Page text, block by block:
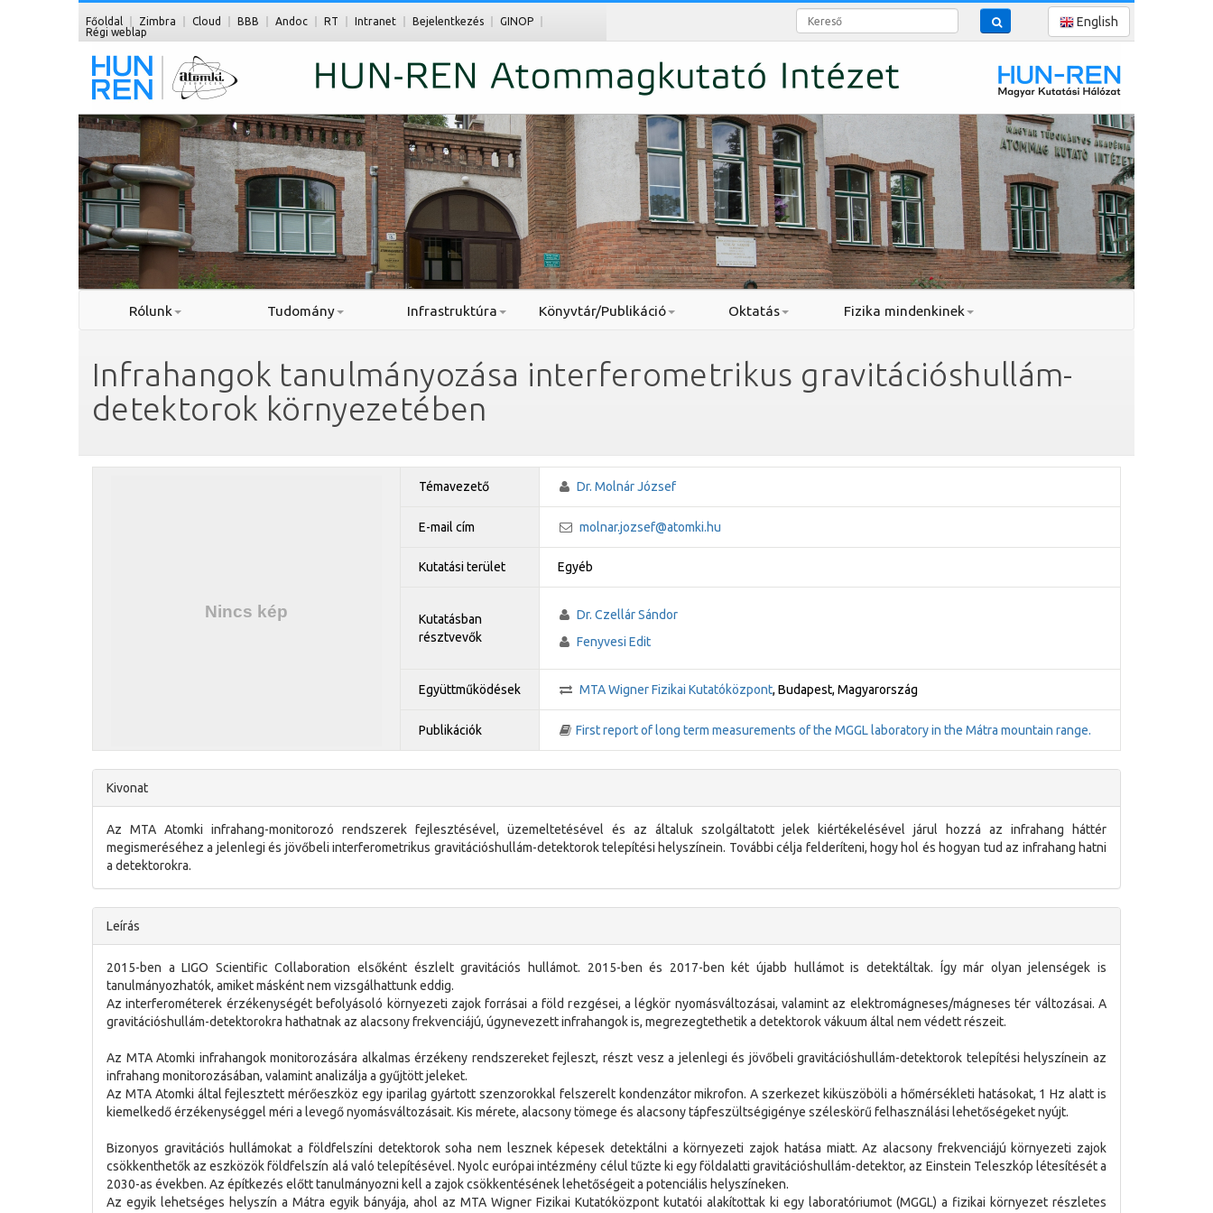
Főoldal Zimbra Cloud BBB Andoc RT Intranet Bejelentkezés
GINOP
Régi weblap
Kereső English
Rólunk Tudomány Infrastruktúra Könyvtár/Publikáció Oktatás Fizika mindenkinek
Infrahangok tanulmányozása interferometrikus gravitációshullám-
detektorok környezetében
Témavezető Dr. Molnár József
E-mail cím molnar.jozsef@atomki.hu
Kutatási terület Egyéb
Kutatásban
résztvevők
Dr. Czellár Sándor
Fenyvesi Edit
Együttműködések MTA Wigner Fizikai Kutatóközpont, Budapest, Magyarország
Publikációk First report of long term measurements of the MGGL laboratory in the Mátra mountain range.
Kivonat
Az MTA Atomki infrahang-monitorozó rendszerek fejlesztésével, üzemeltetésével és az általuk szolgáltatott jelek kiértékelésével járul hozzá az infrahang háttér
megismeréséhez a jelenlegi és jövőbeli interferometrikus gravitációshullám-detektorok telepítési helyszínein. További célja felderíteni, hogy hol és hogyan tud az infrahang hatni
a detektorokra.
Leírás
2015-ben a LIGO Scientific Collaboration elsőként észlelt gravitációs hullámot. 2015-ben és 2017-ben két újabb hullámot is detektáltak. Így már olyan jelenségek is
tanulmányozhatók, amiket másként nem vizsgálhattunk eddig.
Az interferométerek érzékenységét befolyásoló környezeti zajok forrásai a föld rezgései, a légkör nyomásváltozásai, valamint az elektromágneses/mágneses tér változásai. A
gravitációshullám-detektorokra hathatnak az alacsony frekvenciájú, úgynevezett infrahangok is, megrezegtethetik a detektorok vákuum által nem védett részeit.
Az MTA Atomki infrahangok monitorozására alkalmas érzékeny rendszereket fejleszt, részt vesz a jelenlegi és jövőbeli gravitációshullám-detektorok telepítési helyszínein az
infrahang monitorozásában, valamint analizálja a gyűjtött jeleket.
Az MTA Atomki által fejlesztett mérőeszköz egy iparilag gyártott szenzorokkal felszerelt kondenzátor mikrofon. A szerkezet kiküszöböli a hőmérsékleti hatásokat, 1 Hz alatt is
kiemelkedő érzékenységgel méri a levegő nyomásváltozásait. Kis mérete, alacsony tömege és alacsony tápfeszültségigénye széleskörű felhasználási lehetőségeket nyújt.
Bizonyos gravitációs hullámokat a földfelszíni detektorok soha nem lesznek képesek detektálni a környezeti zajok hatása miatt. Az alacsony frekvenciájú környezeti zajok
csökkenthetők az eszközök földfelszín alá való telepítésével. Nyolc európai intézmény célul tűzte ki egy földalatti gravitációshullám-detektor, az Einstein Teleszkóp létesítését a
2030-as években. Az építkezés előtt tanulmányozni kell a zajok csökkentésének lehetőségeit a potenciális helyszíneken.
Az egyik lehetséges helyszín a Mátra egyik bányája, ahol az MTA Wigner Fizikai Kutatóközpont kutatói alakítottak ki egy laboratóriumot (MGGL) a fizikai környezet részletes